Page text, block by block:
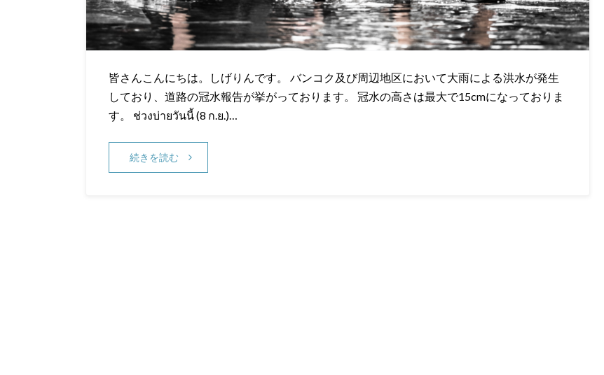
皆さんこんにちは。しげりんです。 バンコク及び周辺地区において大雨による洪水が発生
しており、道路の冠水報告が挙がっております。 冠水の高さは最大で15cmになっておりま
す。 ช่วงบ่ายวันนี้ (8 ก.ย.)…
続きを読む